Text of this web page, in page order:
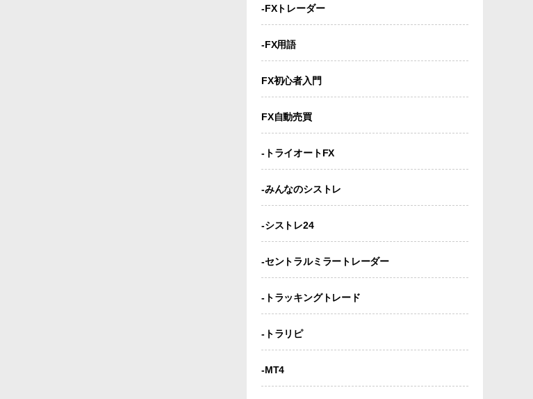
-FXトレーダー
-FX用語
FX初心者入門
FX自動売買
-トライオートFX
-みんなのシストレ
-シストレ24
-セントラルミラートレーダー
-トラッキングトレード
-トラリピ
-MT4